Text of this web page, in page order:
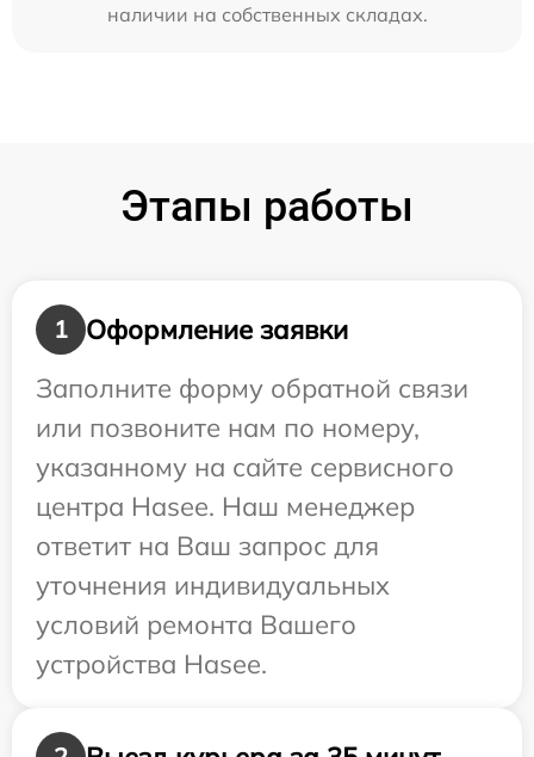
наличии на собственных складах.
Этапы работы
1
Оформление заявки
Заполните форму обратной связи
или позвоните нам по номеру,
указанному на сайте сервисного
центра Hasee. Наш менеджер
ответит на Ваш запрос для
уточнения индивидуальных
условий ремонта Вашего
устройства Hasee.